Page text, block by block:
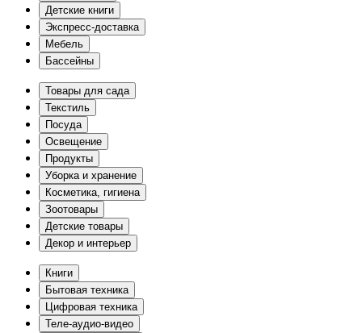
Детские книги
Экспресс-доставка
Мебель
Бассейны
Товары для сада
Текстиль
Посуда
Освещение
Продукты
Уборка и хранение
Косметика, гигиена
Зоотовары
Детские товары
Декор и интерьер
Книги
Бытовая техника
Цифровая техника
Теле-аудио-видео